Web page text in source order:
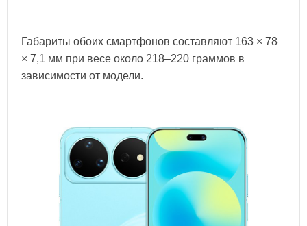
Габариты обоих смартфонов составляют 163 × 78
× 7,1 мм при весе около 218–220 граммов в
зависимости от модели.